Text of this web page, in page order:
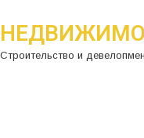
Строительство и